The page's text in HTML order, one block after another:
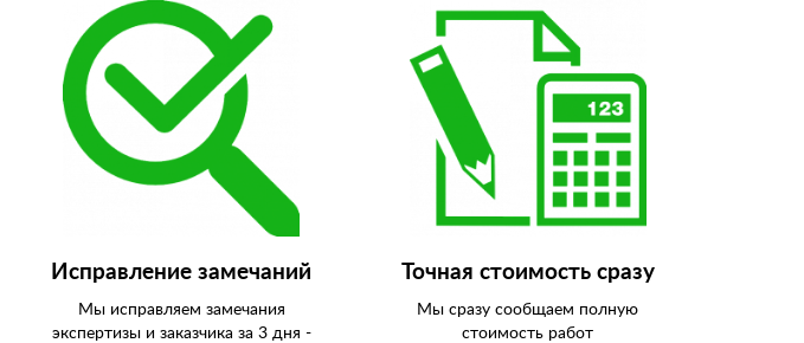
Исправление замечаний
Мы исправляем замечания
экспертизы и заказчика за 3 дня -
Точная стоимость сразу
Мы сразу сообщаем полную
стоимость работ